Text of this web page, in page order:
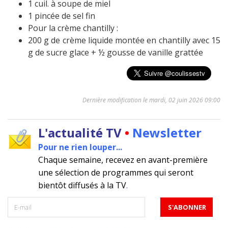
1 cuil. à soupe de miel
1 pincée de sel fin
Pour la crème chantilly :
200 g de crème liquide montée en chantilly avec 15
g de sucre glace + ½ gousse de vanille grattée
Dernière modification le mardi, 02 juin 2026 09:00
L'actualité TV • Newsletter
Pour ne rien louper...
Chaque semaine, recevez en avant-première
une sélection de programmes qui seront
bientôt diffusés à la TV.